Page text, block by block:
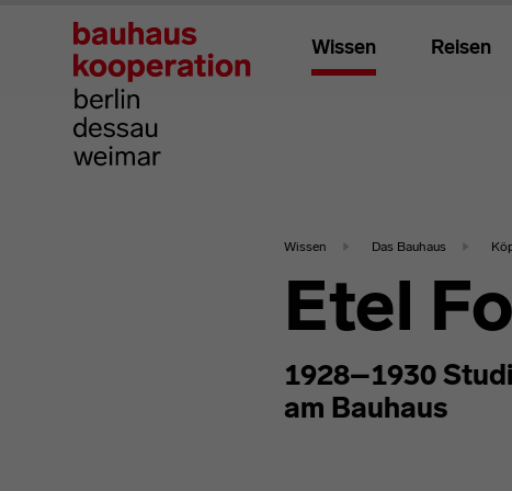
Wissen Reisen
Wissen Das Bauhaus
Etel
1928–1930
am Bauhaus